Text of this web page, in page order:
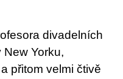
divadelních
Yorku,
přitom velmi čtivě